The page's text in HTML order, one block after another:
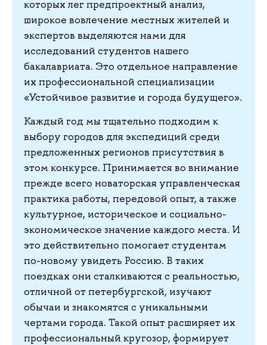
которых лег предпроектный анализ,
широкое вовлечение местных жителей и
экспертов выделяются нами для
исследований студентов нашего
бакалавриата. Это отдельное направление
их профессиональной специализации
«Устойчивое развитие и города будущего».
Каждый год мы тщательно подходим к
выбору городов для экспедиций среди
предложенных регионов присутствия в
этом конкурсе. Принимается во внимание
прежде всего новаторская управленческая
практика работы, передовой опыт, а также
культурное, историческое и социально-
экономическое значение каждого места. И
это действительно помогает студентам
по-новому увидеть Россию. В таких
поездках они сталкиваются с реальностью,
отличной от петербургской, изучают
обычаи и знакомятся с уникальными
чертами города. Такой опыт расширяет их
профессиональный кругозор, формирует